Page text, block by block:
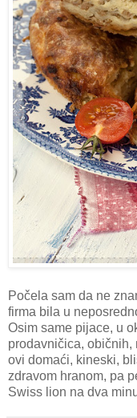
Počela sam da ne
firma bila u
Osim same pijace, u
prodavničica, običnih,
ovi domaći, kineski,
zdravom hranom, pa
Swiss lion na dva